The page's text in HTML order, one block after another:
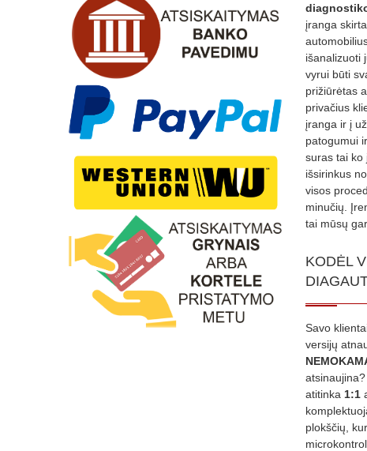
įranga
išanalizuoti
vyrui būti
prižiūrėtas
privačius
įranga ir į
patogumui
suras tai ko
išsirinkus
visos
minučių.
tai mūsų
KODĖL
Savo
versijų
atitinka 1:1
plokščių,